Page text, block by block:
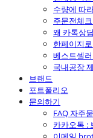
수량에 따
주문전체
왜 카톡상
한페이지
베스트셀
국내공장
브랜드
포트폴리오
문의하기
FAQ 자주
카카오톡 :